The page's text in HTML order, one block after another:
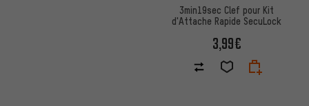
3min19sec Clef pour Kit
d'Attache Rapide SecuLock
3,99€